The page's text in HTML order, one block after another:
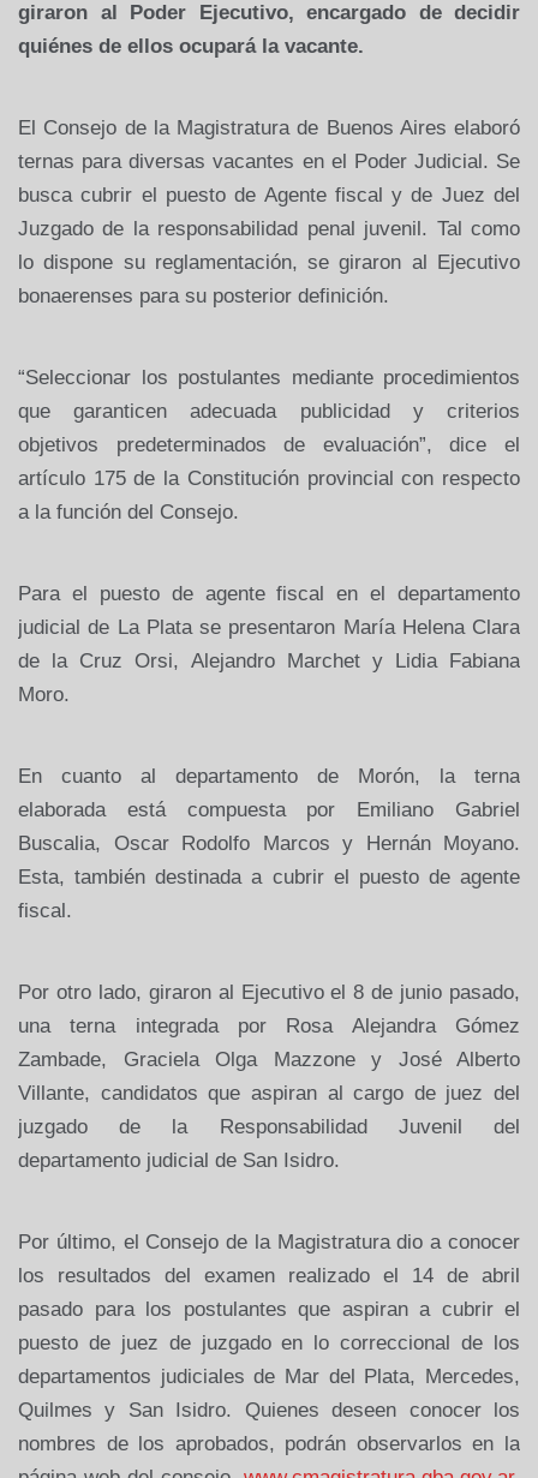
giraron al Poder Ejecutivo, encargado de decidir
quiénes de ellos ocupará la vacante.
El Consejo de la Magistratura de Buenos Aires elaboró
ternas para diversas vacantes en el Poder Judicial. Se
busca cubrir el puesto de Agente fiscal y de Juez del
Juzgado de la responsabilidad penal juvenil. Tal como
lo dispone su reglamentación, se giraron al Ejecutivo
bonaerenses para su posterior definición.
“Seleccionar los postulantes mediante procedimientos
que garanticen adecuada publicidad y criterios
objetivos predeterminados de evaluación”, dice el
artículo 175 de la Constitución provincial con respecto
a la función del Consejo.
Para el puesto de agente fiscal en el departamento
judicial de La Plata se presentaron María Helena Clara
de la Cruz Orsi, Alejandro Marchet y Lidia Fabiana
Moro.
En cuanto al departamento de Morón, la terna
elaborada está compuesta por Emiliano Gabriel
Buscalia, Oscar Rodolfo Marcos y Hernán Moyano.
Esta, también destinada a cubrir el puesto de agente
fiscal.
Por otro lado, giraron al Ejecutivo el 8 de junio pasado,
una terna integrada por Rosa Alejandra Gómez
Zambade, Graciela Olga Mazzone y José Alberto
Villante, candidatos que aspiran al cargo de juez del
juzgado de la Responsabilidad Juvenil del
departamento judicial de San Isidro.
Por último, el Consejo de la Magistratura dio a conocer
los resultados del examen realizado el 14 de abril
pasado para los postulantes que aspiran a cubrir el
puesto de juez de juzgado en lo correccional de los
departamentos judiciales de Mar del Plata, Mercedes,
Quilmes y San Isidro. Quienes deseen conocer los
nombres de los aprobados, podrán observarlos en la